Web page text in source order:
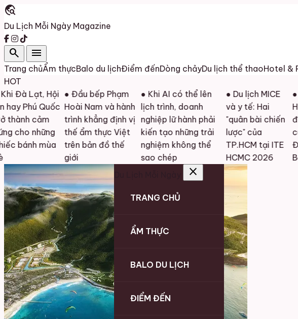
travel_explore
Du Lịch Mỗi Ngày Magazine
search menu
Trang chủẨm thựcBalo du lịchĐiểm đếnDòng chảyDu lịch thể thaoHotel &
HOT
Lạt, Hội
Phú Quốc
cảm
những
bánh mùa
● Đầu bếp Phạm
Hoài Nam và hành
trình khẳng định vị
thế ẩm thực Việt
trên bản đồ thế
giới
● Khi AI có thể lên
lịch trình, doanh
nghiệp lữ hành phải
kiến tạo những trải
nghiệm không thể
sao chép
● Du lịch MICE
và y tế: Hai
"quân bài chiến
lược" của
TP.HCM tại ITE
HCMC 2026
●
Hà
đến
của
Bắc
close
TRANG CHỦ
ẨM THỰC
BALO DU LỊCH
ĐIỂM ĐẾN